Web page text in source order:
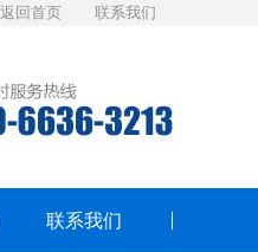
返回首页 联系我们
联系我们